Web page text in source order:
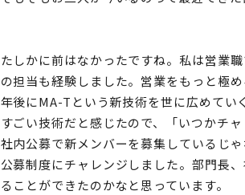
たしかに前はなかったですね。私は営業
の担当も経験しました。営業をもっと極
年後にMA-Tという新技術を世に広めて
すごい技術だと感じたので、「いつかチ
社内公募で新メンバーを募集しているじ
公募制度にチャレンジしました。部門長
ることができたのかなと思っています。